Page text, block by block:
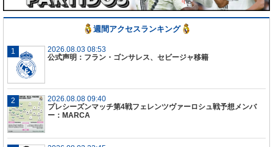
週間アクセスランキング
2026.08.03 08:53
公式声明：フラン・ゴンサレス、セビージャ移籍
2026.08.08 09:40
プレシーズンマッチ第4戦フェレンツヴァーロシュ戦予想メンバ
ー：MARCA